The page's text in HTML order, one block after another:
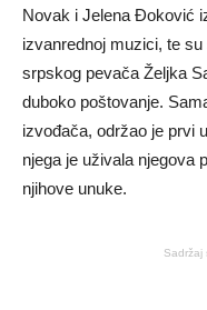
Novak i Jelena Đoković
izvanrednoj muzici, te
srpskog pevača Željka
duboko poštovanje.
izvođača, održao je prvi
njega je uživala njegova
njihove unuke.
Sadržaj